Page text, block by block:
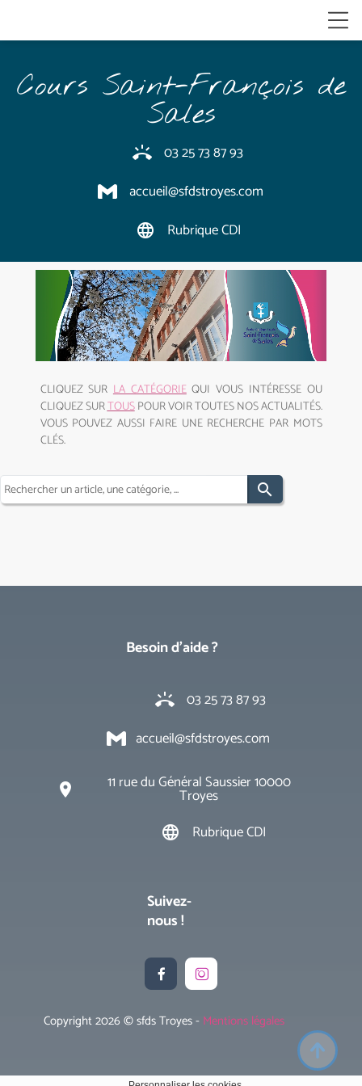
Cours Saint-François de
Sales
ring_volume
03 25 73 87 93
accueil@sfdstroyes.com
language Rubrique CDI
CLIQUEZ SUR LA CATÉGORIEQUI VOUS INTÉRESSE OU
CLIQUEZ SURTOUSPOUR VOIR TOUTES NOS ACTUALITÉS.
VOUS POUVEZ AUSSI FAIRE UNE RECHERCHE PAR MOTS
CLÉS.
search
Besoin d'aide ?
ring_volume
03 25 73 87 93
accueil@sfdstroyes.com
place 11 rue du Général Saussier 10000
Troyes
language Rubrique CDI
Suivez-
nous !
 
Copyright 2026 © sfds Troyes - Mentions légales